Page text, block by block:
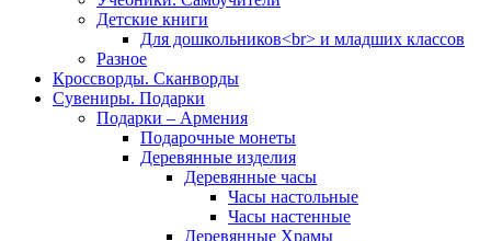
Детские книги
Для дошкольников<br> и младших классов
Разное
Кроссворды. Сканворды
Сувениры. Подарки
Подарки – Армения
Подарочные монеты
Деревянные изделия
Деревянные часы
Часы настольные
Часы настенные
Деревянные Храмы